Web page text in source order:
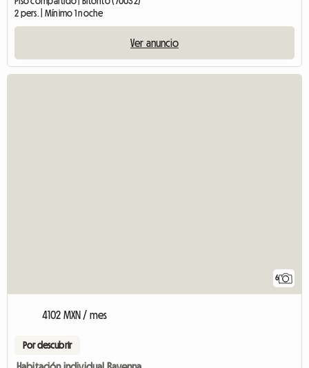
2 pers. | Mínimo 1 noche
Ver anuncio
6
4102 MXN / mes
Por descubrir